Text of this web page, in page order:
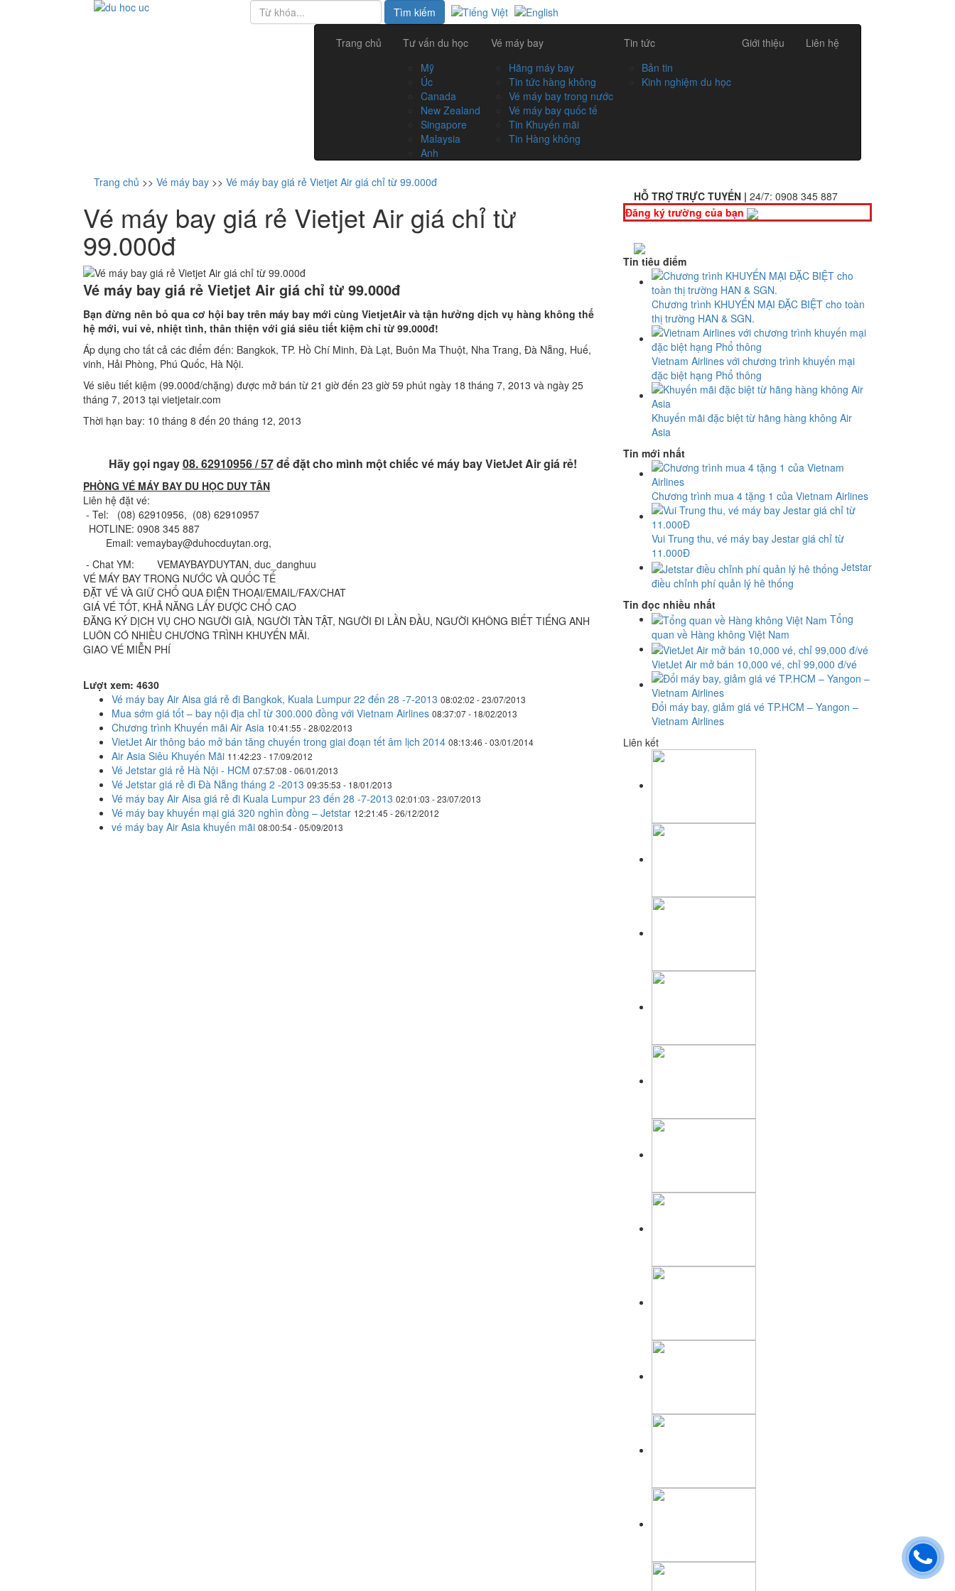
Trang chủ
Tư vấn du học
Mỹ
Úc
Canada
New Zealand
Singapore
Malaysia
Anh
Vé máy bay
Hãng máy bay
Tin tức hàng không
Vé máy bay trong nước
Vé máy bay quốc tế
Tin Khuyến mãi
Tin Hàng không
Tin tức
Bản tin
Kinh nghiệm du học
Giới thiệu Liên hệ
Trang chủ >> Vé máy bay >> Vé máy bay giá rẻ Vietjet Air giá chỉ từ 99.000đ
Vé máy bay giá rẻ Vietjet Air giá chỉ từ
99.000đ
Vé máy bay giá rẻ Vietjet Air giá chỉ từ 99.000đ
Bạn đừng nên bỏ qua cơ hội bay trên máy bay mới cùng VietjetAir và tận hưởng dịch vụ hàng không thế
hệ mới, vui vẻ, nhiệt tình, thân thiện với giá siêu tiết kiệm chỉ từ 99.000đ!
Áp dụng cho tất cả các điểm đến: Bangkok, TP. Hồ Chí Minh, Đà Lạt, Buôn Ma Thuột, Nha Trang, Đà Nẵng, Huế,
vinh, Hải Phòng, Phú Quốc, Hà Nội.
Vé siêu tiết kiệm (99.000đ/chặng) được mở bán từ 21 giờ đến 23 giờ 59 phút ngày 18 tháng 7, 2013 và ngày 25
tháng 7, 2013 tại vietjetair.com
Thời hạn bay: 10 tháng 8 đến 20 tháng 12, 2013
Hãy gọi ngay08. 62910956 / 57để đặt cho mình một chiếc vé máy bay VietJet Air giá rẻ!
PHÒNG VÉ MÁY BAY DU HỌC DUY TÂN
Liên hệ đặt vé:
- Tel: (08) 62910956, (08) 62910957
HOTLINE: 0908 345 887
Email: vemaybay@duhocduytan.org,
- Chat YM: VEMAYBAYDUYTAN, duc_danghuu
VÉ MÁY BAY TRONG NƯỚC VÀ QUỐC TẾ
ÐẶT VÉ VÀ GIỮ CHỔ QUA ÐIỆN THOẠI/EMAIL/FAX/CHAT
GIÁ VÉ TỐT, KHẢ NĂNG LẤY ÐƯỢC CHỔ CAO
ÐĂNG KÝ DỊCH VỤ CHO NGƯỜI GIÀ, NGƯỜI TÀN TẬT, NGƯỜI ÐI LẦN ÐẦU, NGƯỜI KHÔNG BIẾT TIẾNG ANH
LUÔN CÓ NHIỀU CHƯƠNG TRÌNH KHUYẾN MÃI.
GIAO VÉ MIỄN PHÍ
Lượt xem: 4630
Vé máy bay Air Aisa giá rẻ đi Bangkok, Kuala Lumpur 22 đến 28 -7-2013 08:02:02 - 23/07/2013
Mua sớm giá tốt – bay nội địa chỉ từ 300.000 đồng với Vietnam Airlines 08:37:07 - 18/02/2013
Chương trình Khuyến mãi Air Asia 10:41:55 - 28/02/2013
VietJet Air thông báo mở bán tăng chuyến trong giai đoạn tết âm lịch 2014 08:13:46 - 03/01/2014
Air Asia Siêu Khuyến Mãi 11:42:23 - 17/09/2012
Vé Jetstar giá rẻ Hà Nội - HCM 07:57:08 - 06/01/2013
Vé Jetstar giá rẻ đi Đà Nẵng tháng 2 -2013 09:35:53 - 18/01/2013
Vé máy bay Air Aisa giá rẻ đi Kuala Lumpur 23 đến 28 -7-2013 02:01:03 - 23/07/2013
Vé máy bay khuyến mại giá 320 nghìn đồng – Jetstar 12:21:45 - 26/12/2012
vé máy bay Air Asia khuyến mãi 08:00:54 - 05/09/2013
HỖ TRỢ TRỰC TUYẾN | 24/7: 0908 345 887
Đăng ký trường của bạn
Tin tiêu điểm
Chương trình KHUYẾN MẠI ĐẶC BIỆT cho toàn
thị trường HAN & SGN.
Vietnam Airlines với chương trình khuyến mại
đặc biệt hạng Phổ thông
Khuyến mãi đặc biệt từ hãng hàng không Air
Asia
Tin mới nhất
Chương trình mua 4 tặng 1 của Vietnam Airlines
Vui Trung thu, vé máy bay Jestar giá chỉ từ
11.000Đ
Jetstar
điều chỉnh phí quản lý hê thống
Tin đọc nhiều nhất
Tổng
quan về Hàng không Việt Nam
VietJet Air mở bán 10,000 vé, chỉ 99,000 đ/vé
Đổi máy bay, giảm giá vé TP.HCM – Yangon –
Vietnam Airlines
Liên kết